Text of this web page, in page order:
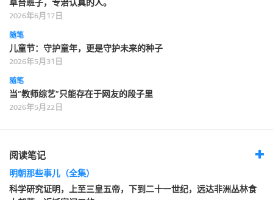
草台班子，专治认真的人。
2026年6月17日
随笔
儿童节：守护童年，更是守护未来的种子
2026年5月31日
随笔
当“教师综艺”只能存在于网友的段子里
2026年5月22日
阅读笔记
明朝那些事儿（全集）
科学研究证明，上至三皇五帝，下到二十一世纪，远达非洲丛林食